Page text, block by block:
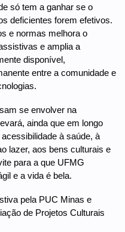
só tem a ganhar se o
deficientes forem efetivos.
e normas melhora o
e amplia a
disponível,
entre a comunidade e
se envolver na
ainda que em longo
à saúde, à
lazer, aos bens culturais e
para a que UFMG
e a vida é bela.
pela PUC Minas e
de Projetos Culturais